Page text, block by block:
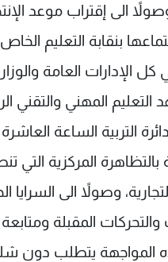
إقتراب موعد
بنقابة التعليم
كانون الثاني في كل الإدارات
التعليم المهني
التربية الساعة
بالتظاهرة
وصولاً الى
والتحركات المقبلة
المواجهة يتطلب دون